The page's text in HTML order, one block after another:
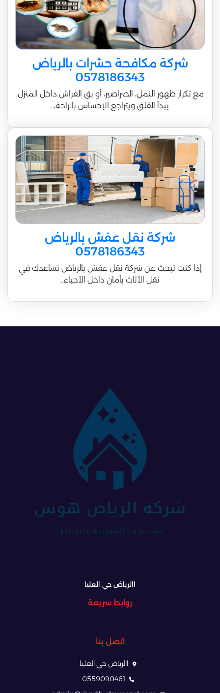
شركة مكافحة حشرات بالرياض
0578186343
مع تكرار ظهور النمل، الصراصير، أو بق الفراش داخل المنزل،
يبدأ القلق ويتراجع الإحساس بالراحة،..
شركة نقل عفش بالرياض
0578186343
إذا كنت تبحث عن شركة نقل عفش بالرياض تساعدك في
نقل الأثاث بأمان داخل الأحياء..
االرياض حي العليا
روابط سريعة
اتصل بنا
االرياض حي العليا
0559090461